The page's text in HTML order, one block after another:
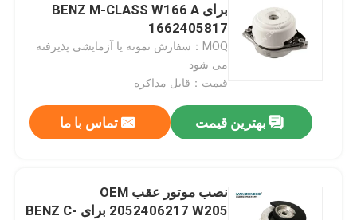
صفحه اصلی
محصولات
نمایش واقعیت مجازی
برای BENZ M-CLASS W166 A
1662405817
MOQ：سفارش نمونه یا آزمایشی پذیرفته
می شود
قیمت：قابل مذاکره
بهترین قیمت تماس با ما
نصب موتور عقب OEM
2052406217 W205 برای BENZ C-